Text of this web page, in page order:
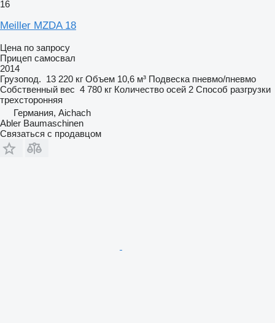
16
Meiller MZDA 18
Цена по запросу
Прицеп самосвал
2014
Грузопод. 13 220 кг Объем 10,6 м³ Подвеска пневмо/пневмо
Собственный вес 4 780 кг Количество осей 2 Способ разгрузки
трехсторонняя
Германия, Aichach
Abler Baumaschinen
Связаться с продавцом